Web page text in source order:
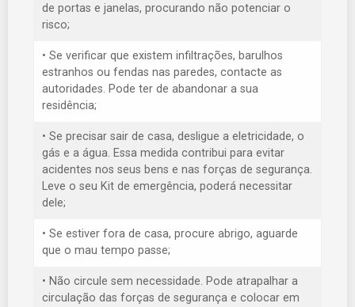
de portas e janelas, procurando não potenciar o
risco;
• Se verificar que existem infiltrações, barulhos
estranhos ou fendas nas paredes, contacte as
autoridades. Pode ter de abandonar a sua
residência;
• Se precisar sair de casa, desligue a eletricidade, o
gás e a água. Essa medida contribui para evitar
acidentes nos seus bens e nas forças de segurança.
Leve o seu Kit de emergência, poderá necessitar
dele;
• Se estiver fora de casa, procure abrigo, aguarde
que o mau tempo passe;
• Não circule sem necessidade. Pode atrapalhar a
circulação das forças de segurança e colocar em